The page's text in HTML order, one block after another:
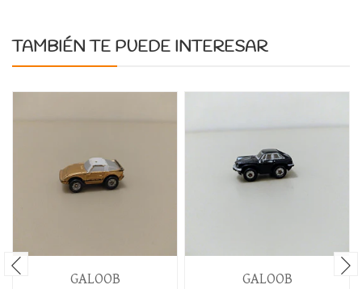
TAMBIÉN TE PUEDE INTERESAR
GALOOB GALOOB